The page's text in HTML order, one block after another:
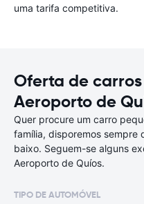
uma tarifa competitiva.
Oferta de
Aeroporto de
Quer procure um carro
família, disporemos sempre
baixo. Seguem-se alguns
Aeroporto de Quíos.
TIPO DE AUTOMÓVEL